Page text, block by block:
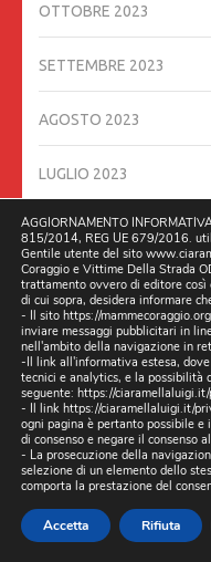
OTTOBRE 2023
SETTEMBRE 2023
AGOSTO 2023
LUGLIO 2023
GIUGNO 2023
MAGGIO 2023
APRILE 2023
MARZO 2023
FEBBRAIO 2023
GENNAIO 2023
AGGIORNAMENTO
815/2014, REG UE 679/2016.
Gentile utente del sito
Coraggio e Vittime Della Strada
trattamento ovvero di editore
di cui sopra, desidera informare
- Il sito https://
inviare messaggi pubblicitari in
nell'ambito della navigazione in
-Il link all'informativa estesa,
tecnici e analytics, e la possibilità
seguente: https://
- Il link https://ciaramellaluigi.it/
ogni pagina è pertanto possibile e
di consenso e negare il consenso
- La prosecuzione della
selezione di un elemento dello
comporta la prestazione del
Accetta Rifiuta